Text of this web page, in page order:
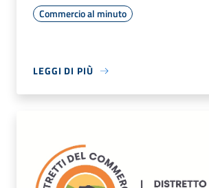
Commercio al minuto
LEGGI DI PIÙ